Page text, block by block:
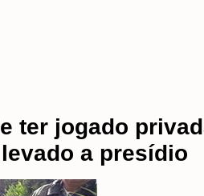
ter jogado
a presídio